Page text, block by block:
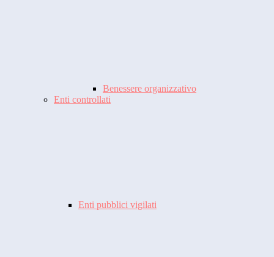
Benessere organizzativo
Enti controllati
Enti pubblici vigilati